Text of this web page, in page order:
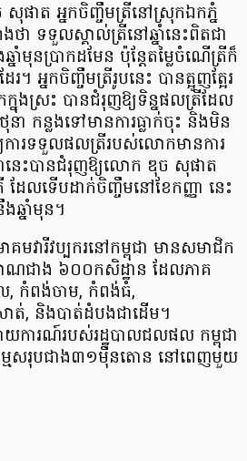
ផាត អ្នកចិញ្ចឹមត្រីនៅស្រុកឯកភ្នំ
ថា ទទួលស្គាល់ត្រីនៅឆ្នាំនេះពិតជា
នាំមុនប្រាកដមែន ប៉ុន្តែតម្លៃចំណើត្រីក៏
រ។ អ្នកចិញ្ចឹមត្រីរូបនេះ បានត្អូញត្អែរ
ក្នុងស្រះ បានជំរុញឱ្យទិន្នផលត្រីដែល
កន្លងទៅមានការធ្លាក់ចុះ និងមិន
ារទទួលផលត្រីរបស់លោកមានការ
េះបានជំរុញឱ្យលោក ឌុច សុផាត
ដែលទើបដាក់ចិញ្ចឹមនៅខែកញ្ញា នេះ
ឆ្នាំមុន។
គមវារីវប្បករនៅកម្ពុជា មានសមាជិក
ាណជាង ៦០០កសិដ្ឋាន ដែលភាគ
ល, កំពង់ចាម, កំពង់ធំ,
ត់, និងបាត់ដំបងជាដើម។
ការណ៍របស់រដ្ឋបាលជលផល កម្ពុជា
ម្មសរុបជាង៣១ម៉ឺនតោន នៅពេញមួយ